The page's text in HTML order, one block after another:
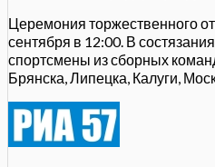
Церемония торжественного
сентября в 12:00. В
спортсмены из сборных
Брянска, Липецка, Калуги,